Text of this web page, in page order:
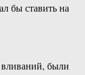
бы ставить на
были